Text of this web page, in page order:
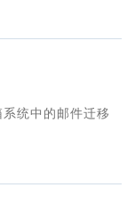
统中的邮件迁移